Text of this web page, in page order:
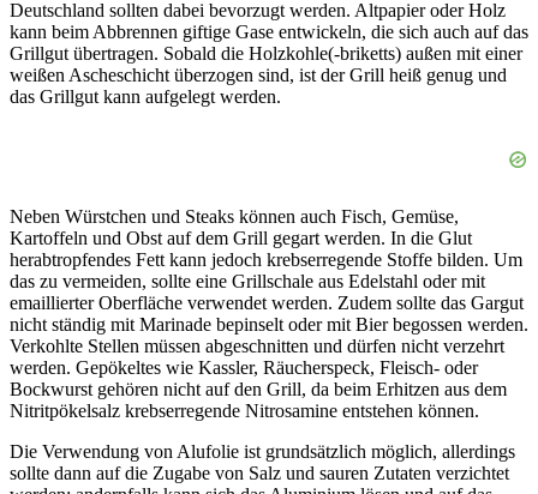
Deutschland sollten dabei bevorzugt werden. Altpapier oder Holz
kann beim Abbrennen giftige Gase entwickeln, die sich auch auf das
Grillgut übertragen. Sobald die Holzkohle(-briketts) außen mit einer
weißen Ascheschicht überzogen sind, ist der Grill heiß genug und
das Grillgut kann aufgelegt werden.
Neben Würstchen und Steaks können auch Fisch, Gemüse,
Kartoffeln und Obst auf dem Grill gegart werden. In die Glut
herabtropfendes Fett kann jedoch krebserregende Stoffe bilden. Um
das zu vermeiden, sollte eine Grillschale aus Edelstahl oder mit
emaillierter Oberfläche verwendet werden. Zudem sollte das Gargut
nicht ständig mit Marinade bepinselt oder mit Bier begossen werden.
Verkohlte Stellen müssen abgeschnitten und dürfen nicht verzehrt
werden. Gepökeltes wie Kassler, Räucherspeck, Fleisch- oder
Bockwurst gehören nicht auf den Grill, da beim Erhitzen aus dem
Nitritpökelsalz krebserregende Nitrosamine entstehen können.
Die Verwendung von Alufolie ist grundsätzlich möglich, allerdings
sollte dann auf die Zugabe von Salz und sauren Zutaten verzichtet